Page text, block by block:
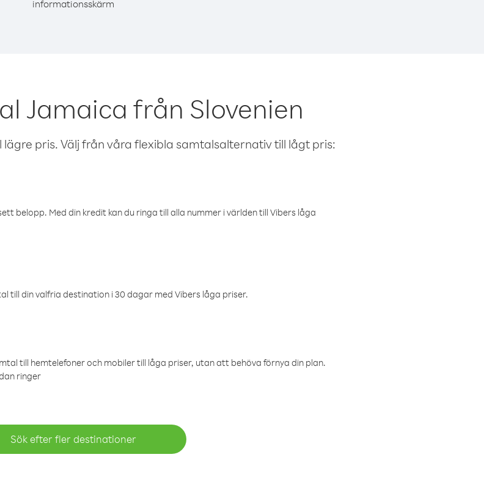
informationsskärm
Jamaica från Slovenien
pris. Välj från våra flexibla samtalsalternativ till lågt pris:
belopp. Med din kredit kan du ringa till alla nummer i världen till Vibers låga
din valfria destination i 30 dagar med Vibers låga priser.
till hemtelefoner och mobiler till låga priser, utan att behöva förnya din plan.
ringer
Sök efter fler destinationer